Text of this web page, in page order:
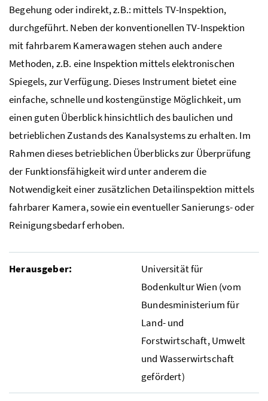
Begehung oder indirekt,z.B.: mittelsTV-Inspektion,
durchgeführt. Neben der konventionellenTV-Inspektion
mit fahrbarem Kamerawagen stehen auch andere
Methoden,z.B. eine Inspektion mittels elektronischen
Spiegels, zur Verfügung. Dieses Instrument bietet eine
einfache, schnelle und kostengünstige Möglichkeit, um
einen guten Überblick hinsichtlich des baulichen und
betrieblichen Zustands des Kanalsystems zu erhalten. Im
Rahmen dieses betrieblichen Überblicks zur Überprüfung
der Funktionsfähigkeit wird unteranderem die
Notwendigkeit einer zusätzlichen Detailinspektion mittels
fahrbarer Kamera, sowie ein eventueller Sanierungs- oder
Reinigungsbedarf erhoben.
Herausgeber:
Universität für
Bodenkultur Wien (vom
Bundesministerium für
Land- und
Forstwirtschaft, Umwelt
und Wasserwirtschaft
gefördert)